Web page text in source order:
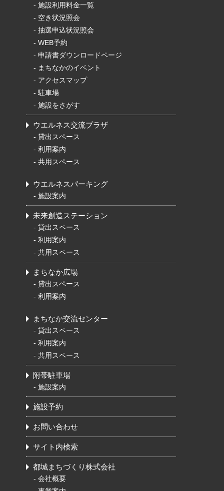
- 施設利用料金一覧
- 空き状況照会
- 抽選申込状況照会
- WEB予約
- 申請書ダウンロードページ
- まちなかのイベント
- アクセスマップ
- 駐車場
- 施設をさがす
ウエルネス交流プラザ
- 貸出スペース
- 利用案内
- 共用スペース
ウエルネスパーキング
- 施設案内
未来創造ステーション
- 貸出スペース
- 利用案内
- 共用スペース
まちなか広場
- 貸出スペース
- 利用案内
まちなか交流センター
- 貸出スペース
- 利用案内
- 共用スペース
附帯駐車場
- 施設案内
施設予約
お問い合わせ
サイト内検索
都城まちづくり株式会社
- 会社概要